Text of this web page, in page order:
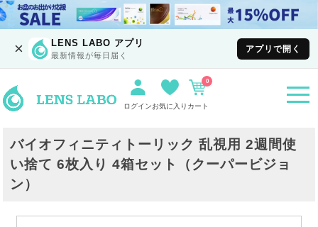
× LENS LABO アプリ
最新情報が毎日届く
アプリで開く
ログインお気に入り カート
0
バイオフィニティトーリック 乱視用 2週間使
い捨て 6枚入り 4箱セット（クーパービジョ
ン）